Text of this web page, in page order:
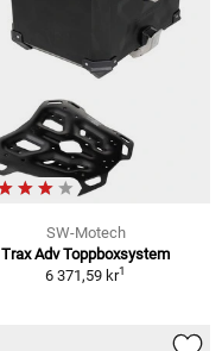
SW-Motech
Trax Adv Toppboxsystem
6 371,59 kr1